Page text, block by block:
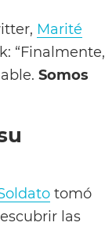
Marité
“Finalmente,
Somos
tomó
las